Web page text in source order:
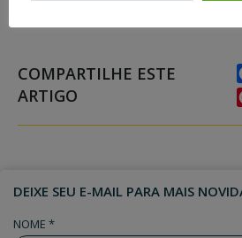
DEIXE SEU E-MAIL PARA MAIS
NOME *
COMPARTILHE ESTE
ARTIGO